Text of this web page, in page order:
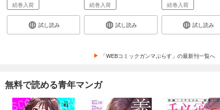
続巻入荷
試し読み
続巻入荷
試し読み
続巻入荷
試し読み
「WEBコミックガンマぷらす」の最新刊一覧へ
無料で読める青年マンガ